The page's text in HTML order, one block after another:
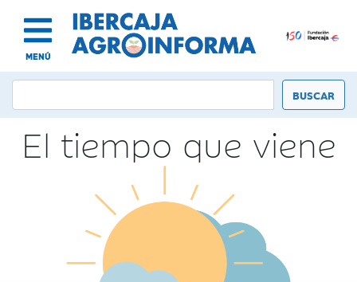
MENÚ
El tiempo que viene